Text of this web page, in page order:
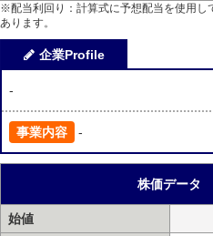
※配当利回り：計算式に予想配当を使用し
あります。
企業Profile
-
事業内容 -
株価データ
始値